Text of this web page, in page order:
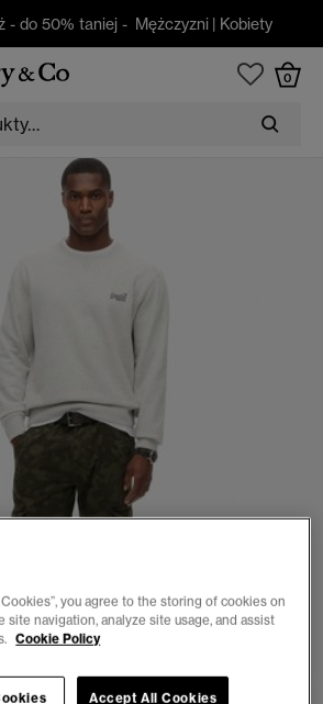
- do 50% taniej - Mężczyzni | Kobiety
0
2 3 4 5 6
you agree to the storing of cookies on
site navigation, analyze site usage, and assist
Cookie Policy
Accept All Cookies